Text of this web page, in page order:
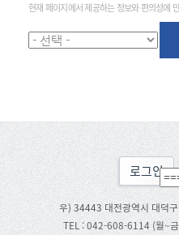
현재 페이지에서 제공하는 정보와 편의성에
로그인
우) 34443 대전광역시 대덕
TEL : 042-608-6114 (월~